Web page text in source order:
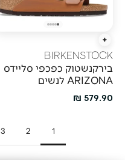
הוספה מהירה
BIRKENSTOCK
בירקנשטוק כפכפי סליידס
ARIZONA לנשים
מחיר מבצע
579.90 ₪
1
2
3